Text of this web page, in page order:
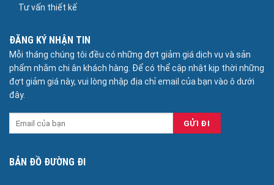
Tư vấn thiết kế
ĐĂNG KÝ NHẬN TIN
Mỗi tháng chúng tôi đều có những đợt giảm giá dịch vụ và sản
phẩm nhằm chi ân khách hàng. Để có thể cập nhật kịp thời những
đợt giảm giá này, vui lòng nhập địa chỉ email của bạn vào ô dưới
đây.
BẢN ĐỒ ĐƯỜNG ĐI